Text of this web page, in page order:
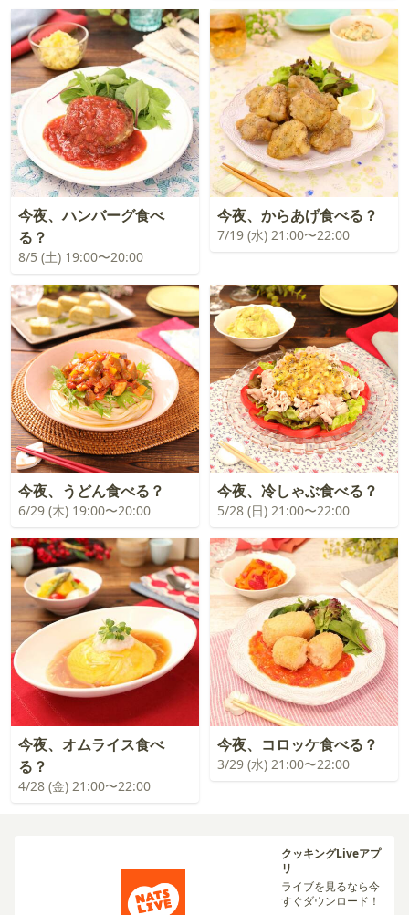
今夜、ハンバーグ食べ
る？
8/5 (土) 19:00〜20:00
今夜、からあげ食べる？
7/19 (水) 21:00〜22:00
今夜、うどん食べる？
6/29 (木) 19:00〜20:00
今夜、冷しゃぶ食べる？
5/28 (日) 21:00〜22:00
今夜、オムライス食べ
る？
4/28 (金) 21:00〜22:00
今夜、コロッケ食べる？
3/29 (水) 21:00〜22:00
クッキングLiveアプ
リ
ライブを見るなら今
すぐダウンロード！